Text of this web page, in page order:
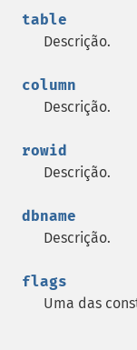
table
Descrição.
column
Descrição.
rowid
Descrição.
dbname
Descrição.
flags
Uma das